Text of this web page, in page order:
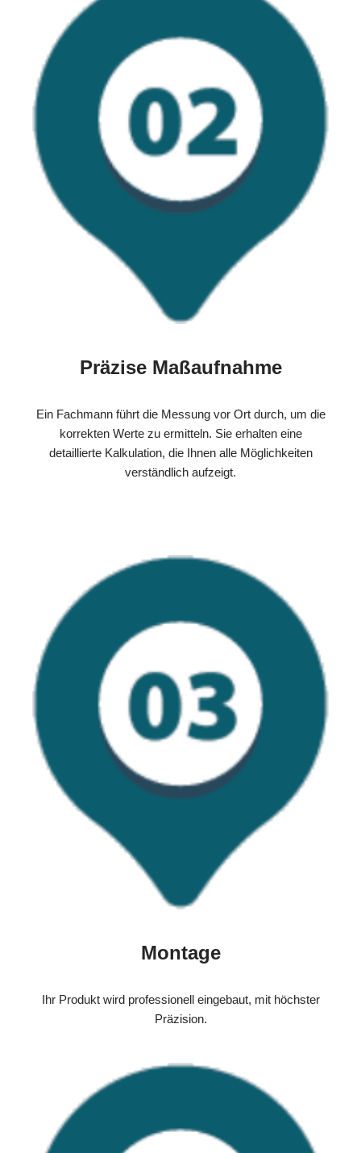
Präzise Maßaufnahme
Ein Fachmann führt die Messung vor Ort durch, um die
korrekten Werte zu ermitteln. Sie erhalten eine
detaillierte Kalkulation, die Ihnen alle Möglichkeiten
verständlich aufzeigt.
Montage
Ihr Produkt wird professionell eingebaut, mit höchster
Präzision.